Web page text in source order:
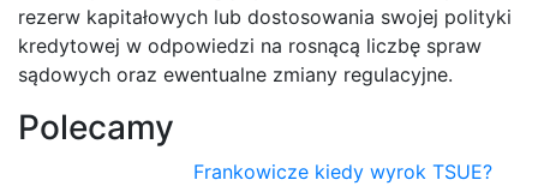
rezerw kapitałowych lub dostosowania swojej polityki
kredytowej w odpowiedzi na rosnącą liczbę spraw
sądowych oraz ewentualne zmiany regulacyjne.
Polecamy
Frankowicze kiedy wyrok TSUE?